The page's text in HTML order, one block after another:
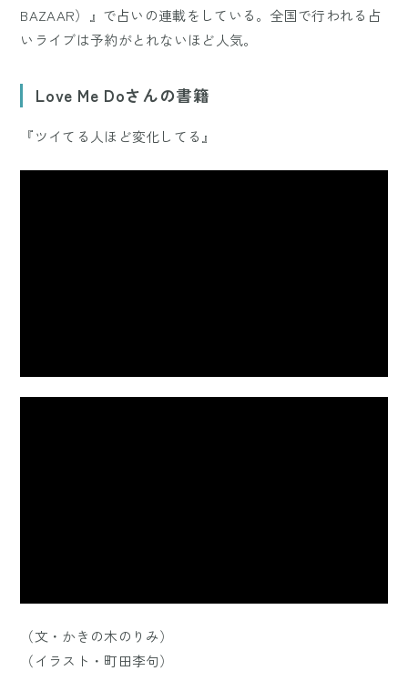
BAZAAR）』で占いの連載をしている。全国で行われる占
いライブは予約がとれないほど人気。
Love Me Doさんの書籍
『ツイてる人ほど変化してる』
（文・かきの木のりみ）
（イラスト・町田李句）